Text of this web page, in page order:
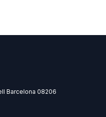
Barcelona 08206